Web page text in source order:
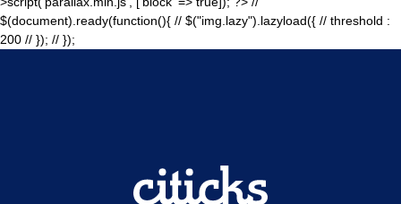
$(document).ready(function(){ // $("img.lazy").lazyload({ // threshold :
200 // }); // });